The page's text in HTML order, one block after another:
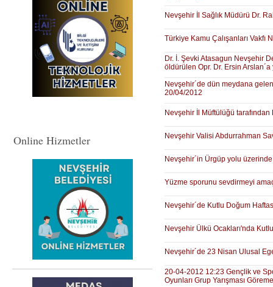
Online Hizmetler
Nevşehir İl Sağlık Müdürü Dr.
Türkiye Kamu Çalışanları Vakfı
Dr. İ. Şevki Atasagun Nevşehir
öldürülen Opr. Dr. Ersin Arslan´a
Nevşehir´de dün meydana
20/04/2012
Nevşehir İl Müftülüğü
Nevşehir Valisi Abdurrahman
Nevşehir´in Ürgüp yolu üzerinde
Yüzme sporunu sevdirmeyi
Nevşehir´de Kutlu Doğum
Nevşehir Ülkü Ocakları'nda
Nevşehir´de 23 Nisan Ulusal
20-04-2012 12:23 Gençlik ve
Oyunları Grup Yarışması